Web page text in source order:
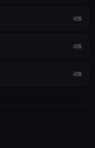
iOS
iOS
iOS